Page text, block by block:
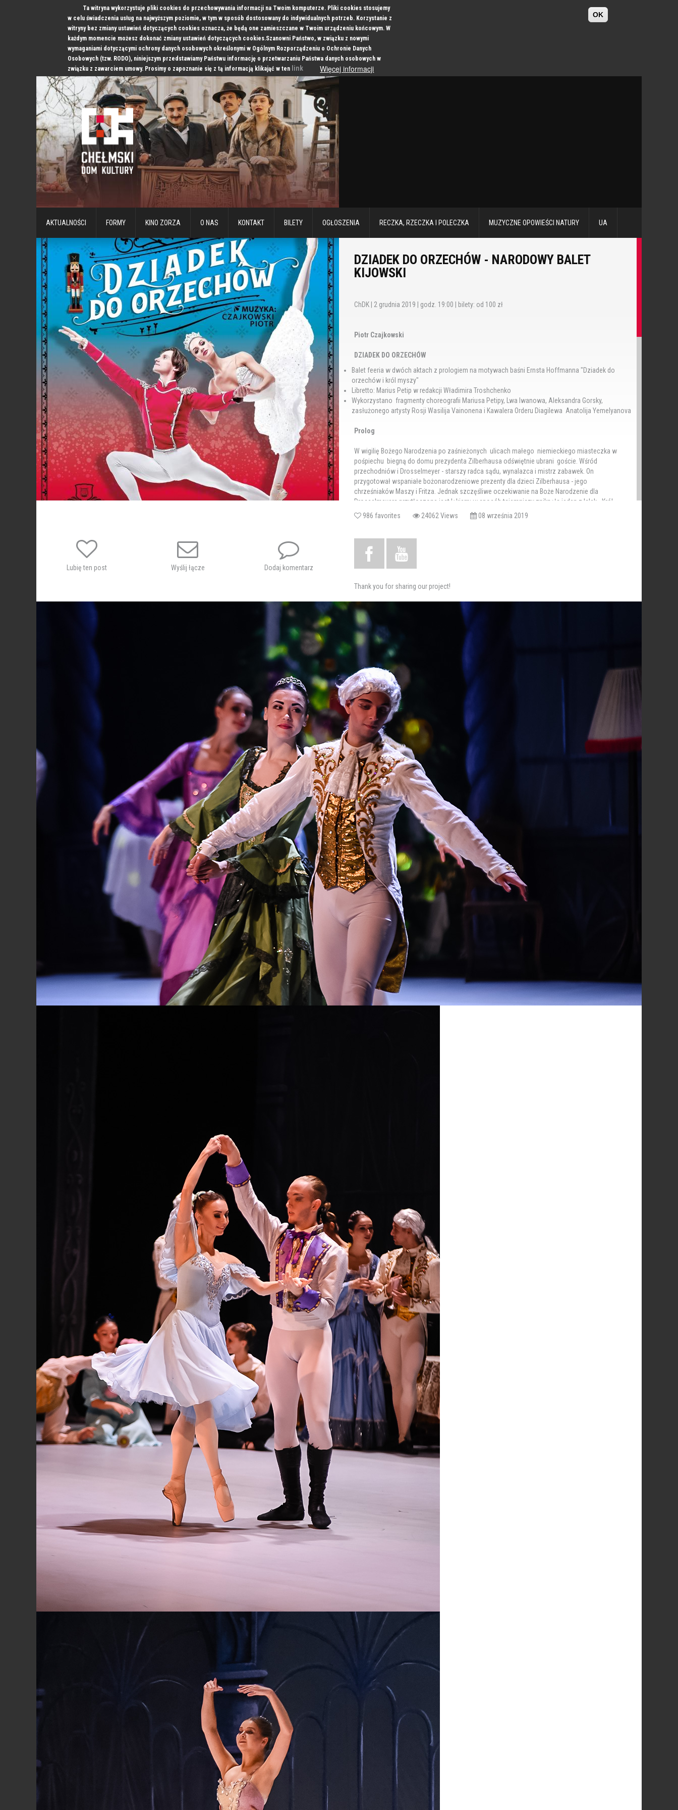
Ta witryna wykorzystuje pliki cookies do przechowywania informacji na Twoim komputerze. Pliki cookies stosujemy
w celu świadczenia usług na najwyższym poziomie, w tym w sposób dostosowany do indywidualnych potrzeb. Korzystanie z
witryny bez zmiany ustawień dotyczących cookies oznacza, że będą one zamieszczane w Twoim urządzeniu końcowym. W
każdym momencie możesz dokonać zmiany ustawień dotyczących cookies.Szanowni Państwo, w związku z nowymi
wymaganiami dotyczącymi ochrony danych osobowych określonymi w Ogólnym Rozporządzeniu o Ochronie Danych
Osobowych (tzw. RODO), niniejszym przedstawiamy Państwu informację o przetwarzaniu Państwa danych osobowych w
związku z zawarciem umowy. Prosimy o zapoznanie się z tą informacją klikająć w ten link Więcej informacji
OK
AKTUALNOŚCI FORMY KINO ZORZA O NAS KONTAKT BILETY OGŁOSZENIA RECZKA, RZECZKA I POLECZKA MUZYCZNE OPOWIEŚCI NATURY UA
DZIADEK DO ORZECHÓW - NARODOWY BALET
KIJOWSKI
ChDK | 2 grudnia 2019 | godz. 19:00 | bilety: od 100 zł
Piotr Czajkowski
DZIADEK DO ORZECHÓW
Balet feeria w dwóch aktach z prologiem na motywach baśni Ernsta Hoffmanna "Dziadek do
orzechów i król myszy"
Libretto: Marius Petip w redakcji Władimira Troshchenko
Wykorzystano fragmenty choreografii Mariusa Petipy, Lwa Iwanowa, Aleksandra Gorsky,
zasłużonego artysty Rosji Wasilija Vainonena i Kawalera Orderu Diagilewa Anatolija Yemelyanova
Prolog
W wigilię Bożego Narodzenia po zaśnieżonych ulicach małego niemieckiego miasteczka w
pośpiechu biegną do domu prezydenta Zilberhausa odświętnie ubrani goście. Wśród
przechodniów i Drosselmeyer - starszy radca sądu, wynalazca i mistrz zabawek. On
przygotował wspaniałe bożonarodzeniowe prezenty dla dzieci Zilberhausa - jego
chrześniaków Maszy i Fritza. Jednak szczęśliwe oczekiwanie na Boże Narodzenie dla
Drosselmeyera przytłoczone jest lękiem: w sposób tajemniczy zniknęła jeden z lalek - Król
Myszy.
W domu prezydenta goście Zilberhausa z niecierpliwością czekają na rozpoczęcie święta.
Wreszcie pojawia się przed nimi błyszcząca światłami choinka noworoczna. W środku
dzielnego księcia, który pokonał Króla Myszy. Obecni entuzjastycznie oglądają jego lalki
taneczne, które dokładnie są podobne do prawdziwych ludzi - Arlekina, Arapa i Różową lalkę.
Dzieci rozpoznają w nieznajomym Drosselmeyera. Masza z radością przyjmuje podarunek
ojca chrzestnego - zabawnego i niezgrabnego dziadka do orzechów. To nie jest tylko lalką,
jest on przeznaczony do rozłupywania orzechów. Zabawa z dziadkiem do orzechów coraz
bardziej fascynuje Maszę, to już jej wydaje się, że to w ogóle nie jest zabawka, ale żywy
człowiek, chociaż brzydki, ale z delikatną i piękną duszą. Brat Marii, Fritz, swawolnik i kpiarz,
niechcący łamie dziadka do orzechów. Maria czule pociesza swego okaleczonego ulubieńca
i delikatnie go kołysze. Ostatni taniec - a goście wychodzą. Noc. Malutka Masza nie może spać.
Przezwyciężając strach, dziewczynka przyszła do sali, aby odwiedzić dziadka do orzechów.
Nagle, w pokoju pojawia Drosselmeyer. To już nie jest tylko dobry ojciec chrzestny, a
czarodziej. Po machnięciu przez niego ręką wszystko dookoła przeobraża się: ściany się
rozsuwają , choinka zaczyna rosnąć. Wraz z nią ożywają i rosną zabawki. Nagle spod podłogi
pojawiają się myszy pod wodzą Króla Myszy. Dziadek do orzechów ustawia w szeregu
ołowianych żołnierzyków i śmiało prowadzi ich do walki. Jednak siły są nierówne. Dziadek do
orzechów jest pozostawiony samemu sobie wobec króla myszy i całe jego świty. Masza jest
w rozpaczy: jej ulubiony jest w niebezpieczeństwie. Dziewczynka rzuca swój pantofelek na
myszy, i one, przerażone uciekają we wszystkich kierunkach. Dziadek do orzechów, magicznie
został przekształcony w pięknego księcia przez Drosselmeyera, który dziękuje swej
wybawicielce i zabiera ją do magicznego królestwa.
Lalki podążają za nimi.
Akt II
Masza i dziadek do orzechów - Książę w magicznej łodzi płyną po choinkowym królestwie.
Wraz z nimi, czarodziej Drosselmeyer. Ale skradają się za nimi z tyłu myszy z Królem Myszy i
nagle napadają na nich. Dziadek do orzechów - Książę znów odważnie podejmuje walkę i
pokonuje wroga. Wszyscy radośnie świętują zwycięstwo. Masza i dziadek do orzechów -
Książę są szczęśliwi - oni dotarli do królestwa marzeń. Ale to wszystko to tylko sen... minęła
noc noworoczna, a wraz z nią przeminęły się cudowne sny. Masza, poczuła oddech
bajecznych marzeń, obudziła się obok własnej choinki, w domu, z lalką - dziadkiem do
orzechów na kolanach.
dziadek do orzechów balet
Lubię ten post Wyślij łącze Dodaj komentarz
986 favorites 24062 Views 08 września 2019
Thank you for sharing our project!